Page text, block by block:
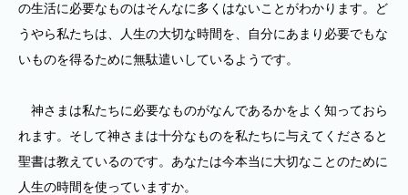
の生活に必要なものはそんなに多くはないことがわかります。ど
うやら私たちは、人生の大切な時間を、自分にあまり必要でもな
いものを得るために無駄遣いしているようです。
神さまは私たちに必要なものがなんであるかをよく知っておら
れます。そして神さまは十分なものを私たちに与えてくださると
聖書は教えているのです。あなたは今本当に大切なことのために
人生の時間を使っていますか。